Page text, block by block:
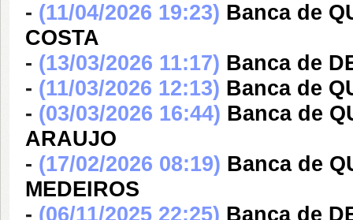
- (11/04/2026 19:23) Banca de
COSTA
- (13/03/2026 11:17) Banca de
- (11/03/2026 12:13) Banca de
- (03/03/2026 16:44) Banca de
ARAUJO
- (17/02/2026 08:19) Banca de
MEDEIROS
- (06/11/2025 22:25) Banca de